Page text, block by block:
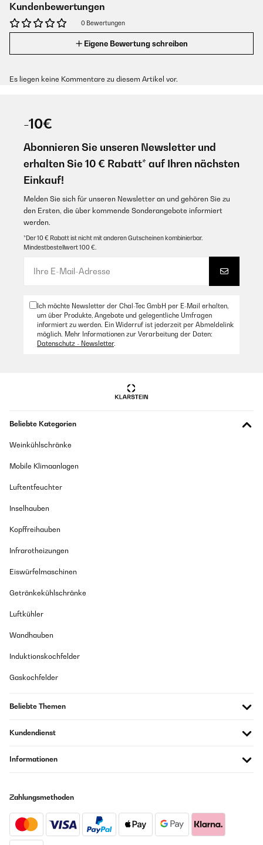
Kundenbewertungen
0 Bewertungen
Eigene Bewertung schreiben
Es liegen keine Kommentare zu diesem Artikel vor.
-10€
Abonnieren Sie unseren Newsletter und
erhalten Sie 10 € Rabatt* auf Ihren nächsten
Einkauf!
Melden Sie sich für unseren Newsletter an und gehören Sie zu
den Ersten, die über kommende Sonderangebote informiert
werden.
*Der 10 € Rabatt ist nicht mit anderen Gutscheinen kombinierbar.
Mindestbestellwert 100 €.
Ich möchte Newsletter der Chal-Tec GmbH per E-Mail erhalten,
um über Produkte, Angebote und gelegentliche Umfragen
informiert zu werden. Ein Widerruf ist jederzeit per Abmeldelink
möglich. Mehr Informationen zur Verarbeitung der Daten:
Datenschutz - Newsletter.
Beliebte Kategorien
Weinkühlschränke
Mobile Klimaanlagen
Luftentfeuchter
Inselhauben
Kopffreihauben
Infrarotheizungen
Eiswürfelmaschinen
Getränkekühlschränke
Luftkühler
Wandhauben
Induktionskochfelder
Gaskochfelder
Beliebte Themen
Kundendienst
Informationen
Zahlungsmethoden